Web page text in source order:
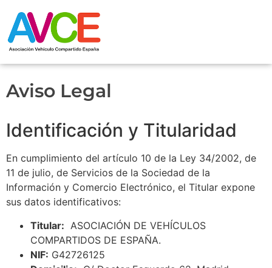
Aviso Legal
Identificación y Titularidad
En cumplimiento del artículo 10 de la Ley 34/2002, de
11 de julio, de Servicios de la Sociedad de la
Información y Comercio Electrónico, el Titular expone
sus datos identificativos:
Titular: ASOCIACIÓN DE VEHÍCULOS
COMPARTIDOS DE ESPAÑA.
NIF: G42726125